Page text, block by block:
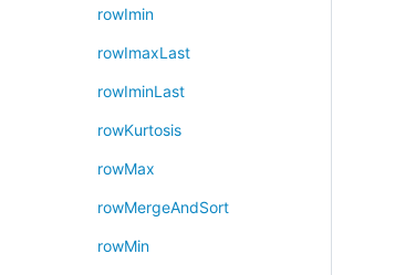
rowImin
rowImaxLast
rowIminLast
rowKurtosis
rowMax
rowMergeAndSort
rowMin